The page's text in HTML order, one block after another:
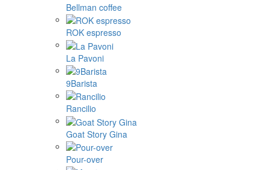
Bellman coffee
ROK espresso
La Pavoni
9Barista
Rancilio
Goat Story Gina
Pour-over